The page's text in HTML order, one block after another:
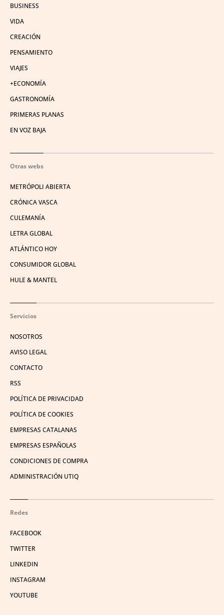
BUSINESS
VIDA
CREACIÓN
PENSAMIENTO
VIAJES
+ECONOMÍA
GASTRONOMÍA
PRIMERAS PLANAS
EN VOZ BAJA
Otras webs
METRÓPOLI ABIERTA
CRÓNICA VASCA
CULEMANÍA
LETRA GLOBAL
ATLÁNTICO HOY
CONSUMIDOR GLOBAL
HULE & MANTEL
Servicios
NOSOTROS
AVISO LEGAL
CONTACTO
RSS
POLÍTICA DE PRIVACIDAD
POLÍTICA DE COOKIES
EMPRESAS CATALANAS
EMPRESAS ESPAÑOLAS
CONDICIONES DE COMPRA
ADMINISTRACIÓN UTIQ
Redes
FACEBOOK
TWITTER
LINKEDIN
INSTAGRAM
YOUTUBE